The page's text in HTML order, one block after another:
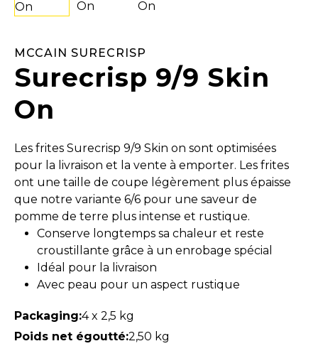
MCCAIN SURECRISP
Surecrisp 9/9 Skin
On
Les frites Surecrisp 9/9 Skin on sont optimisées
pour la livraison et la vente à emporter. Les frites
ont une taille de coupe légèrement plus épaisse
que notre variante 6/6 pour une saveur de
pomme de terre plus intense et rustique.
Conserve longtemps sa chaleur et reste
croustillante grâce à un enrobage spécial
Idéal pour la livraison
Avec peau pour un aspect rustique
Packaging:4 x 2,5 kg
Poids net égoutté:2,50 kg